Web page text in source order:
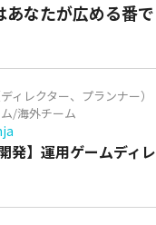
なたが広める番で
ィレクター、プランナー）
/海外チーム
発】運用ゲームディレ